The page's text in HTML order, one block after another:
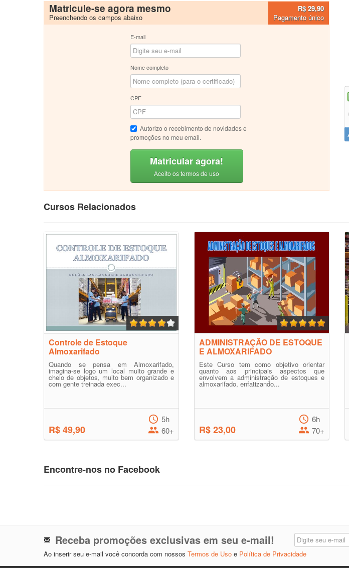
Matricule-se agora mesmo
Preenchendo os campos abaixo
R$ 29,90
Pagamento único
E-mail
Nome completo
CPF
Autorizo o recebimento de novidades e
promoções no meu email.
Matricular agora!
Aceito os termos de uso
Cursos Relacionados
Controle de Estoque
Almoxarifado
Quando se pensa em Almoxarifado,
imagina-se logo um local muito grande e
cheio de objetos, muito bem organizado e
com gente treinada exec...
R$ 49,90
5h
60+
ADMINISTRAÇÃO DE ESTOQUE
E ALMOXARIFADO
Este Curso tem como objetivo orientar
quanto aos principais aspectos que
envolvem a administração de estoques e
almoxarifado, enfatizando...
R$ 23,00
6h
70+
Encontre-nos no Facebook
Receba promoções exclusivas em seu e-mail!
Ao inserir seu e-mail você concorda com nossos Termos de Uso e Política de Privacidade